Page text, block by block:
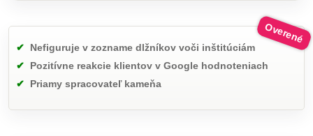
Nefiguruje v zozname dlžníkov voči inštitúciám
Pozitívne reakcie klientov v Google hodnoteniach
Priamy spracovateľ kameňa